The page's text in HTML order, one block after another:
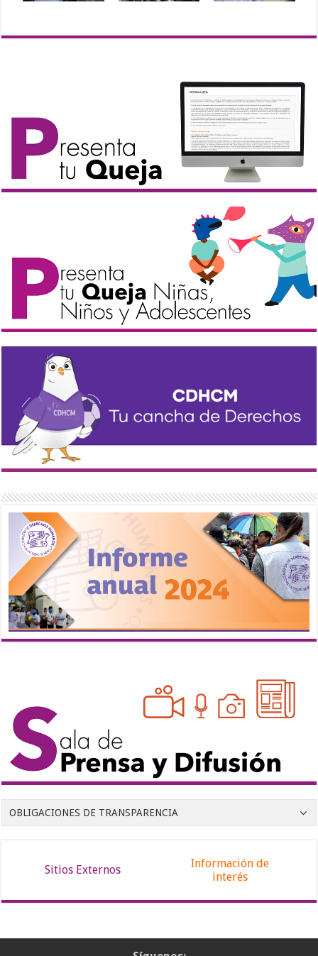
OBLIGACIONES DE TRANSPARENCIA
Sitios Externos
Información de
interés